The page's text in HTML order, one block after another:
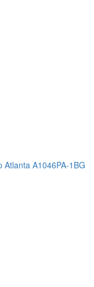
A1046PA-1BG